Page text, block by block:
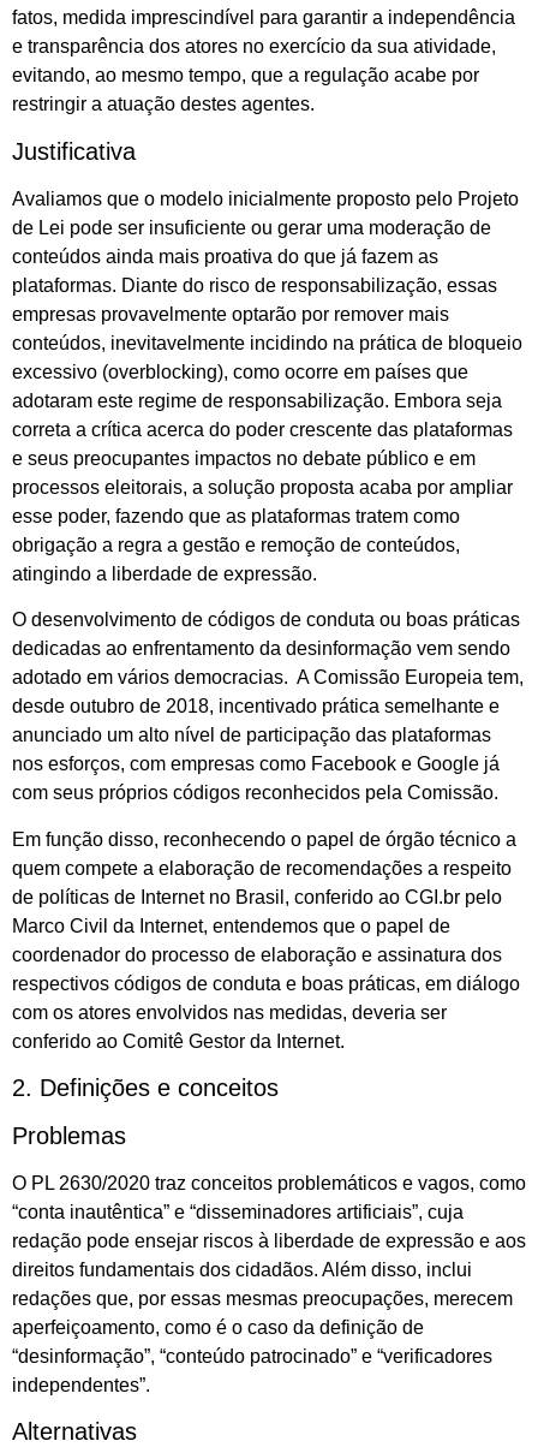
fatos, medida imprescindível para garantir a independência
e transparência dos atores no exercício da sua atividade,
evitando, ao mesmo tempo, que a regulação acabe por
restringir a atuação destes agentes.
Justificativa
Avaliamos que o modelo inicialmente proposto pelo Projeto
de Lei pode ser insuficiente ou gerar uma moderação de
conteúdos ainda mais proativa do que já fazem as
plataformas. Diante do risco de responsabilização, essas
empresas provavelmente optarão por remover mais
conteúdos, inevitavelmente incidindo na prática de bloqueio
excessivo (overblocking), como ocorre em países que
adotaram este regime de responsabilização. Embora seja
correta a crítica acerca do poder crescente das plataformas
e seus preocupantes impactos no debate público e em
processos eleitorais, a solução proposta acaba por ampliar
esse poder, fazendo que as plataformas tratem como
obrigação a regra a gestão e remoção de conteúdos,
atingindo a liberdade de expressão.
O desenvolvimento de códigos de conduta ou boas práticas
dedicadas ao enfrentamento da desinformação vem sendo
adotado em vários democracias. A Comissão Europeia tem,
desde outubro de 2018, incentivado prática semelhante e
anunciado um alto nível de participação das plataformas
nos esforços, com empresas como Facebook e Google já
com seus próprios códigos reconhecidos pela Comissão.
Em função disso, reconhecendo o papel de órgão técnico a
quem compete a elaboração de recomendações a respeito
de políticas de Internet no Brasil, conferido ao CGI.br pelo
Marco Civil da Internet, entendemos que o papel de
coordenador do processo de elaboração e assinatura dos
respectivos códigos de conduta e boas práticas, em diálogo
com os atores envolvidos nas medidas, deveria ser
conferido ao Comitê Gestor da Internet.
2. Definições e conceitos
Problemas
O PL 2630/2020 traz conceitos problemáticos e vagos, como
“conta inautêntica” e “disseminadores artificiais”, cuja
redação pode ensejar riscos à liberdade de expressão e aos
direitos fundamentais dos cidadãos. Além disso, inclui
redações que, por essas mesmas preocupações, merecem
aperfeiçoamento, como é o caso da definição de
“desinformação”, “conteúdo patrocinado” e “verificadores
independentes”.
Alternativas